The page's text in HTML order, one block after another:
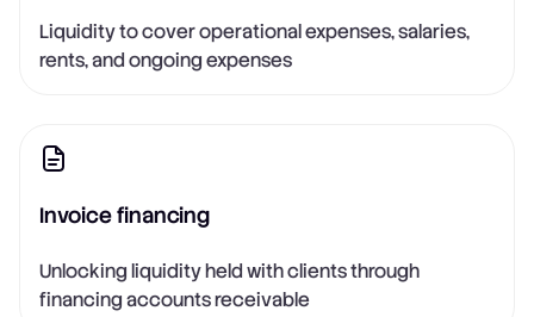
Liquidity to cover operational expenses, salaries,
rents, and ongoing expenses
Invoice financing
Unlocking liquidity held with clients through
financing accounts receivable